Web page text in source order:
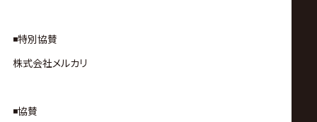
◾️特別協賛
株式会社メルカリ
◾️協賛